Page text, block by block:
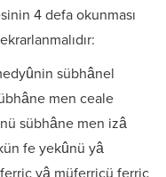
4 defa okunması
sübhânel
men ceale
sübhâne men izâ
fe yekûnü yâ
yâ müferricü ferric